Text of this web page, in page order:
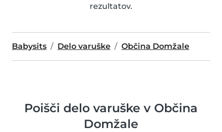
rezultatov.
Babysits Delo varuške Občina Domžale
Poišči delo varuške v Občina
Domžale